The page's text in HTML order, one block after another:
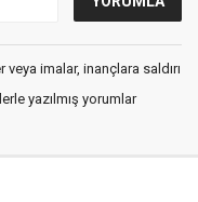
imalar, inançlara saldırı
yazılmış yorumlar